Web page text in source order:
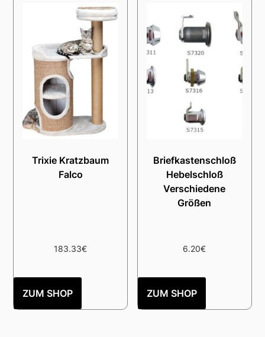
Trixie Kratzbaum
Falco
183.33€
ZUM SHOP
Briefkastenschloß
Hebelschloß
Verschiedene
Größen
6.20€
ZUM SHOP